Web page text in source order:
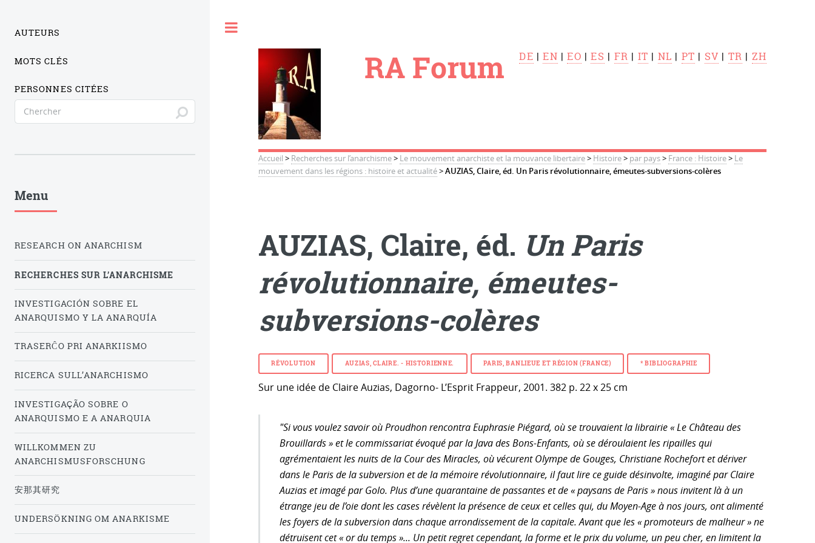
RA Forum DE |EN |EO |ES | FR | IT | NL | PT | SV | TR | ZH
Accueil > Recherches sur l’anarchisme> Le mouvement anarchiste et la mouvance libertaire> Histoire> par pays> France : Histoire> Le
mouvement dans les régions : histoire et actualité>AUZIAS, Claire, éd. Un Paris révolutionnaire, émeutes-subversions-colères
AUZIAS, Claire, éd. Un Paris
révolutionnaire, émeutes-
subversions-colères
RÉVOLUTION AUZIAS, CLAIRE. - HISTORIENNE. PARIS, BANLIEUE ET RÉGION (FRANCE) * BIBLIOGRAPHIE
Sur une idée de Claire Auzias, Dagorno- L’Esprit Frappeur, 2001. 382 p. 22 x 25 cm
"Si vous voulez savoir où Proudhon rencontra Euphrasie Piégard, où se trouvaient la librairie « Le Château des
Brouillards » et le commissariat évoqué par la Java des Bons-Enfants, où se déroulaient les ripailles qui
agrémentaient les nuits de la Cour des Miracles, où vécurent Olympe de Gouges, Christiane Rochefort et dériver
dans le Paris de la subversion et de la mémoire révolutionnaire, il faut lire ce guide désinvolte, imaginé par Claire
Auzias et imagé par Golo. Plus d’une quarantaine de passantes et de « paysans de Paris » nous invitent là à un
étrange jeu de l’oie dont les cases révèlent la présence de ceux et celles qui, du Moyen-Age à nos jours, ont alimenté
les foyers de la subversion dans chaque arrondissement de la capitale. Avant que les « promoteurs de malheur » ne
détruisent cet « or du temps »... Un petit regret cependant, la forme et le prix du volume, un peu cher, en limitent la
AUTEURS
MOTS CLÉS
PERSONNES CITÉES
Menu
RESEARCH ON ANARCHISM
RECHERCHES SUR L’ANARCHISME
INVESTIGACIÓN SOBRE EL
ANARQUISMO Y LA ANARQUÍA
TRASERĈO PRI ANARKIISMO
RICERCA SULL’ANARCHISMO
INVESTIGAÇÃO SOBRE O
ANARQUISMO E A ANARQUIA
WILLKOMMEN ZU
ANARCHISMUSFORSCHUNG
安那其研究
UNDERSÖKNING OM ANARKISME